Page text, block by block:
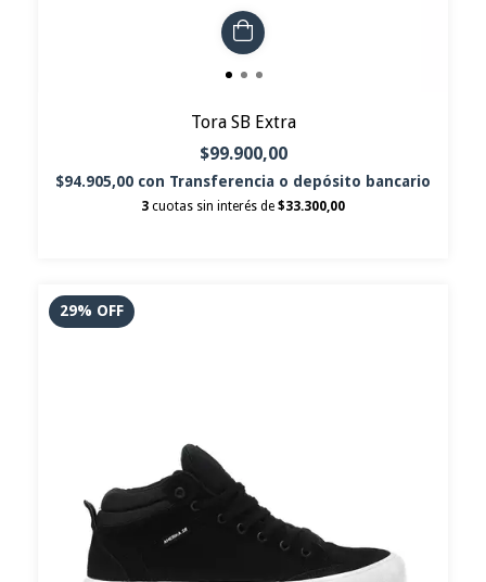
Tora SB Extra
$99.900,00
$94.905,00 con Transferencia o depósito bancario
3 cuotas sin interés de $33.300,00
29% OFF